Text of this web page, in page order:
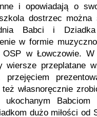
i opowiadają o
dostrzec można
Babci i Dziadka
w formie
OSP w Łowczowie.
wiersze przeplatane
własnoręcznie
ukochanym
dużo miłości od